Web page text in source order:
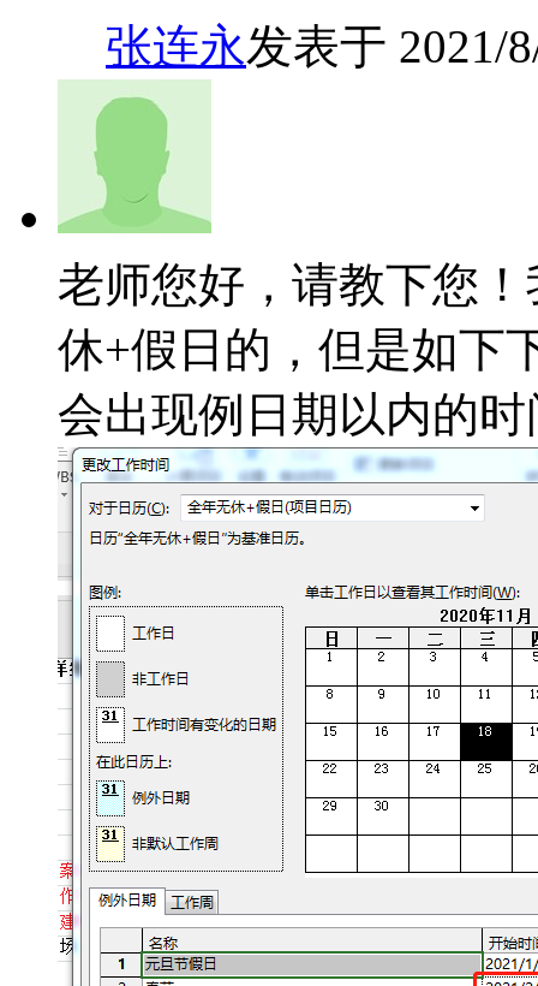
张连永发表于 2021/
老师您好，请教下您
休+假日的，但是如下
会出现例日期以内的时